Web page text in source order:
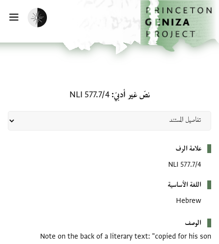
تخطي إلى المحتوى الرئيسي
الصفحة الرئيسية
تفعيل الوضع المظلم
نصّ غير أدبيّ NLI 577.7/4
علامة الرف
NLI 577.7/4
اللغة الأساسية
Hebrew
الوصف
Note on the back of a literary text: "copied for his son